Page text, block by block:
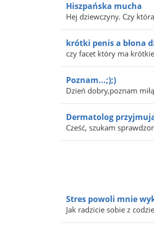
Hiszpańska mucha
Hej dziewczyny. Czy
krótki penis a błona
czy facet który ma
Poznam...;);)
Dzień dobry,poznam
Dermatolog
Cześć, szukam
Stres powoli mnie
Jak radzicie sobie z